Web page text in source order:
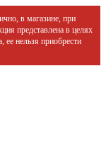
в магазине, при
представлена в целях
ее нельзя приобрести